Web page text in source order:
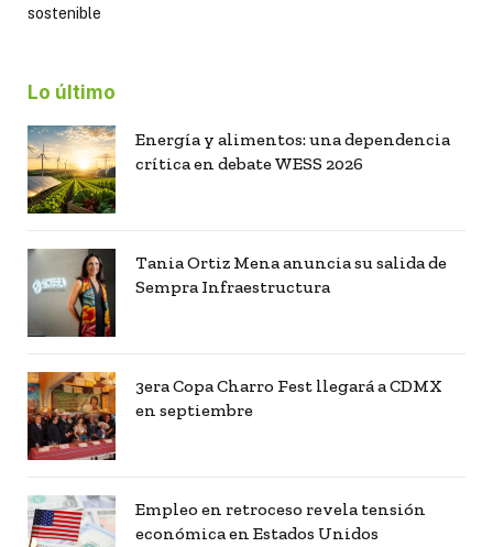
sostenible
Lo último
Energía y alimentos: una dependencia
crítica en debate WESS 2026
Tania Ortiz Mena anuncia su salida de
Sempra Infraestructura
3era Copa Charro Fest llegará a CDMX
en septiembre
Empleo en retroceso revela tensión
económica en Estados Unidos